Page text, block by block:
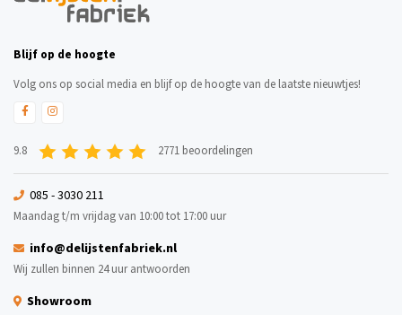
Blijf op de hoogte
Volg ons op social media en blijf op de hoogte van de laatste nieuwtjes!
9.8 2771 beoordelingen
085 - 3030 211
Maandag t/m vrijdag van 10:00 tot 17:00 uur
info@delijstenfabriek.nl
Wij zullen binnen 24 uur antwoorden
Showroom